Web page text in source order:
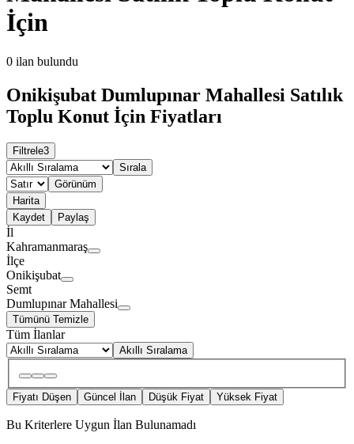
İçin
0 ilan bulundu
Onikişubat Dumlupınar Mahallesi Satılık
Toplu Konut İçin Fiyatları
Filtrele3
Sırala
Görünüm
Harita
Kaydet
Paylaş
İl
Kahramanmaraş
İlçe
Onikişubat
Semt
Dumlupınar Mahallesi
Tümünü Temizle
Tüm İlanlar
Akıllı Sıralama
Fiyatı Düşen Güncel İlan Düşük Fiyat Yüksek Fiyat
Bu Kriterlere Uygun İlan Bulunamadı